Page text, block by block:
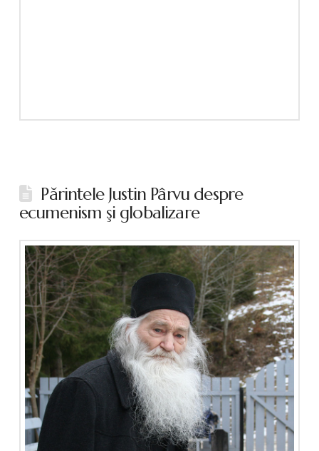
Părintele Justin Pârvu despre
ecumenism şi globalizare